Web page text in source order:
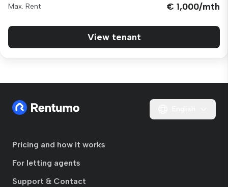
Max. Rent € 1,000/mth
View tenant
Pricing and how it works
For letting agents
Support & Contact